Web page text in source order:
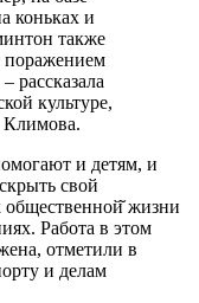
коньках и
также
поражением
рассказала
культуре,
Климова.
и детям, и
свой
жизни
Работа в этом
отметили в
и делам